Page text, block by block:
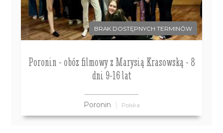
BRAK DOSTĘPNYCH TERMINÓW
Poronin - obóz filmowy z Marysią Krasowską - 8
dni 9-16 lat
Poronin Polska